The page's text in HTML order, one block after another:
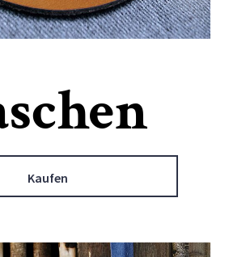
Kaufen